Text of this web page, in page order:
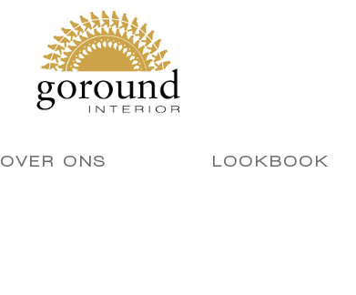
OVER ONS LOOKBOOK